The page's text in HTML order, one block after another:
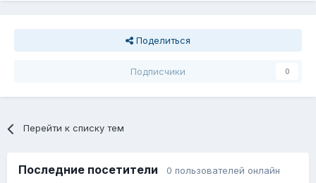
Поделиться
Подписчики 0
Перейти к списку тем
Последние посетители 0 пользователей онлайн